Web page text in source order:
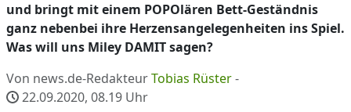
und bringt mit einem POPOlären Bett-Geständnis
ganz nebenbei ihre Herzensangelegenheiten ins Spiel.
Was will uns Miley DAMIT sagen?
Von news.de-RedakteurTobias Rüster-
22.09.2020, 08.19 Uhr